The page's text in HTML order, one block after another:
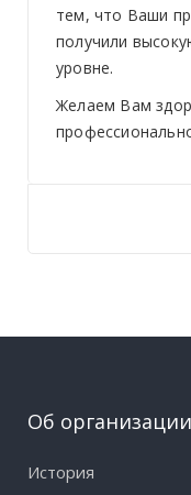
тем, что Ваши
получили
уровне.
Желаем Вам
Об организации
История